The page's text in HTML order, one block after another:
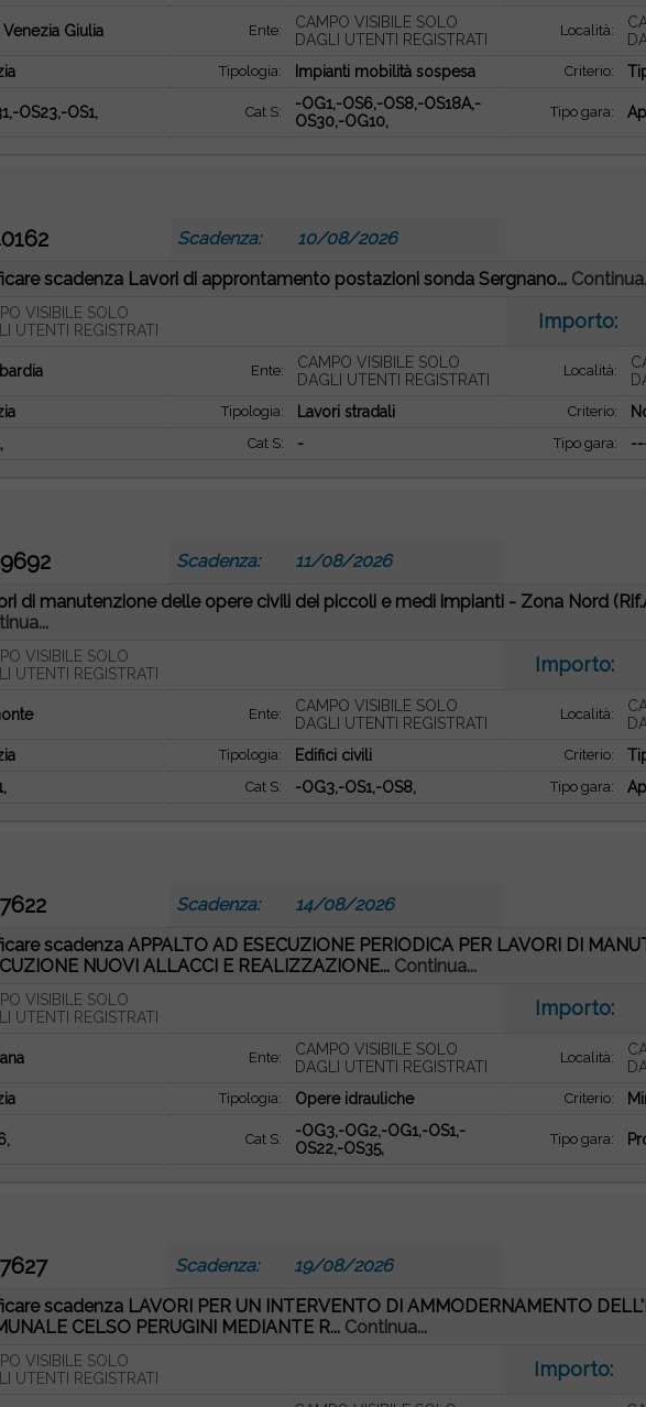
Venezia Giulia Ente:
CAMPO VISIBILE SOLO
DAGLI UTENTI REGISTRATI
Località:
Tipologia: Impianti mobilità sospesa Criterio:
OS23,-OS1, Cat S:
-OG1,-OS6,-OS8,-OS18A,-
OS30,-OG10,
Tipo gara:
Scadenza: 10/08/2026
scadenza Lavori di approntamento postazioni sonda Sergnano...
VISIBILE SOLO
UTENTI REGISTRATI
Importo:
Ente:
CAMPO VISIBILE SOLO
DAGLI UTENTI REGISTRATI
Località:
Tipologia: Lavori stradali Criterio:
Cat S: - Tipo gara:
Scadenza: 11/08/2026
di manutenzione delle opere civili dei piccoli e medi impianti - Zona Nord
VISIBILE SOLO
UTENTI REGISTRATI
Importo:
Ente:
CAMPO VISIBILE SOLO
DAGLI UTENTI REGISTRATI
Località:
Tipologia: Edifici civili Criterio:
Cat S: -OG3,-OS1,-OS8, Tipo gara:
Scadenza: 14/08/2026
scadenza APPALTO AD ESECUZIONE PERIODICA PER LAVORI DI
NUOVI ALLACCI E REALIZZAZIONE... Continua...
VISIBILE SOLO
UTENTI REGISTRATI
Importo:
Ente:
CAMPO VISIBILE SOLO
DAGLI UTENTI REGISTRATI
Località:
Tipologia: Opere idrauliche Criterio:
Cat S:
-OG3,-OG2,-OG1,-OS1,-
OS22,-OS35,
Tipo gara:
Scadenza: 19/08/2026
scadenza LAVORI PER UN INTERVENTO DI AMMODERNAMENTO
CELSO PERUGINI MEDIANTE R... Continua...
VISIBILE SOLO
UTENTI REGISTRATI
Importo: